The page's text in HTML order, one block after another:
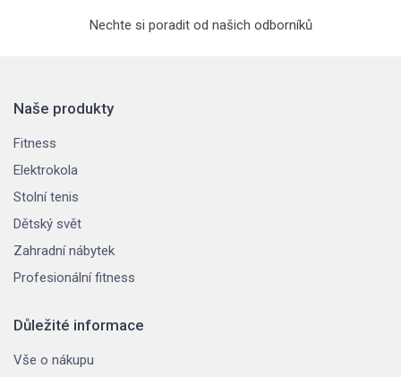
Nechte si poradit od našich odborníků
Naše produkty
Fitness
Elektrokola
Stolní tenis
Dětský svět
Zahradní nábytek
Profesionální fitness
Důležité informace
Vše o nákupu